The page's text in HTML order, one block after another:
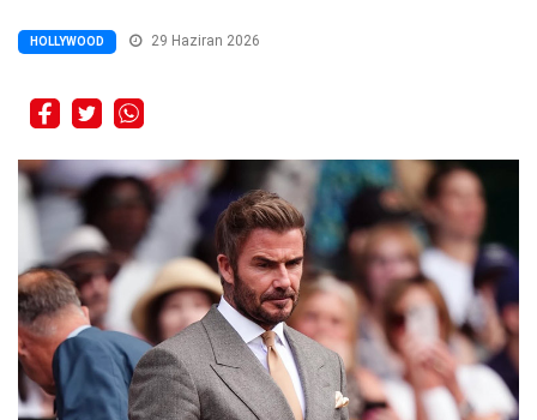
HOLLYWOOD 29 Haziran 2026